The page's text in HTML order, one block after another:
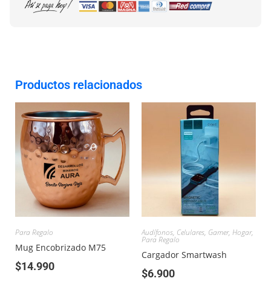
Productos relacionados
Para Regalo
Mug Encobrizado M75
$14.990
Audífonos, Celulares, Gamer, Hogar,
Para Regalo
Cargador Smartwash
$6.900